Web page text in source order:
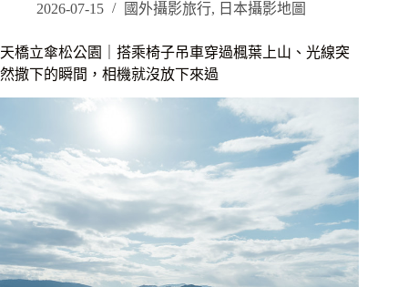
寺
幡
堂
｜
水
五
條
順
路
發
現
的
2026-07-15 國外攝影旅行, 日本攝影地圖
天橋立傘松公園｜搭乘椅子吊車穿過楓葉上山、光線突
然撒下的瞬間，相機就沒放下來過